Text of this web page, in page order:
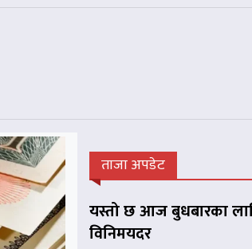
ताजा अपडेट
यस्तो छ आज बुधबारका
विनिमयदर